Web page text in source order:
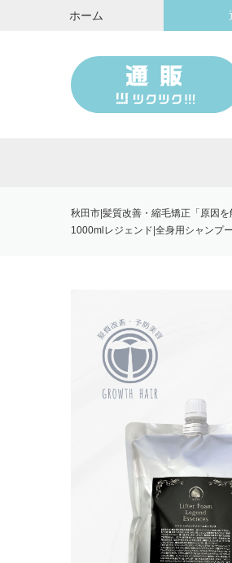
ホーム
秋田市|髪質改善・縮毛矯正「原因
1000mlレジェンド|全身用シャンプ